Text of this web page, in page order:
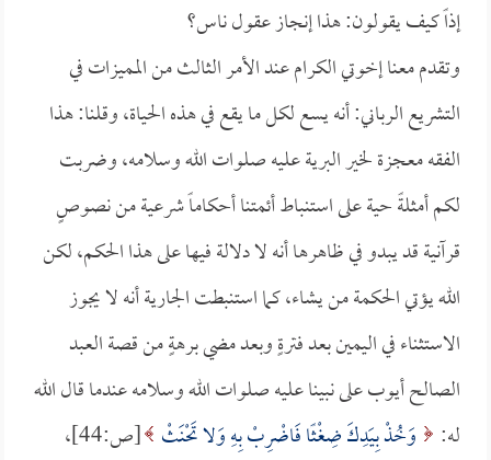
إذاً كيف يقولون: هذا إنجاز عقول ناس؟
وتقدم معنا إخوتي الكرام عند الأمر الثالث من المميزات في
التشريع الرباني: أنه يسع لكل ما يقع في هذه الحياة، وقلنا: هذا
الفقه معجزة لخير البرية عليه صلوات الله وسلامه، وضربت
لكم أمثلةً حية على استنباط أئمتنا أحكاماً شرعية من نصوصٍ
قرآنية قد يبدو في ظاهرها أنه لا دلالة فيها على هذا الحكم، لكن
الله يؤتي الحكمة من يشاء، كما استنبطت الجارية أنه لا يجوز
الاستثناء في اليمين بعد فترةٍ وبعد مضي برهةٍ من قصة العبد
الصالح أيوب على نبينا عليه صلوات الله وسلامه عندما قال الله
له:
وَخُذْ بِيَدِكَ ضِغْثًا فَاضْرِبْ بِهِ وَلا تَحْنَثْ
[ص:44]،